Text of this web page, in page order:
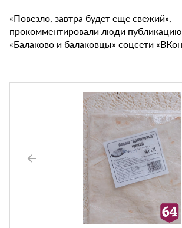
«Повезло, завтра будет еще свежий», -
прокомментировали люди публикацию
«Балаково и балаковцы» соцсети